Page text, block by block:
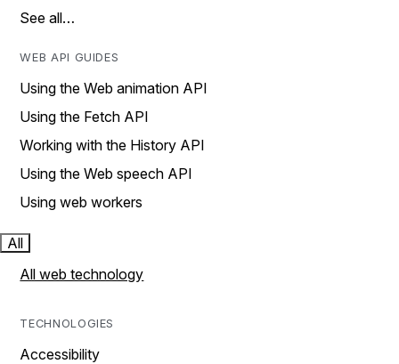
See all…
WEB API GUIDES
Using the Web animation API
Using the Fetch API
Working with the History API
Using the Web speech API
Using web workers
All
All web technology
TECHNOLOGIES
Accessibility